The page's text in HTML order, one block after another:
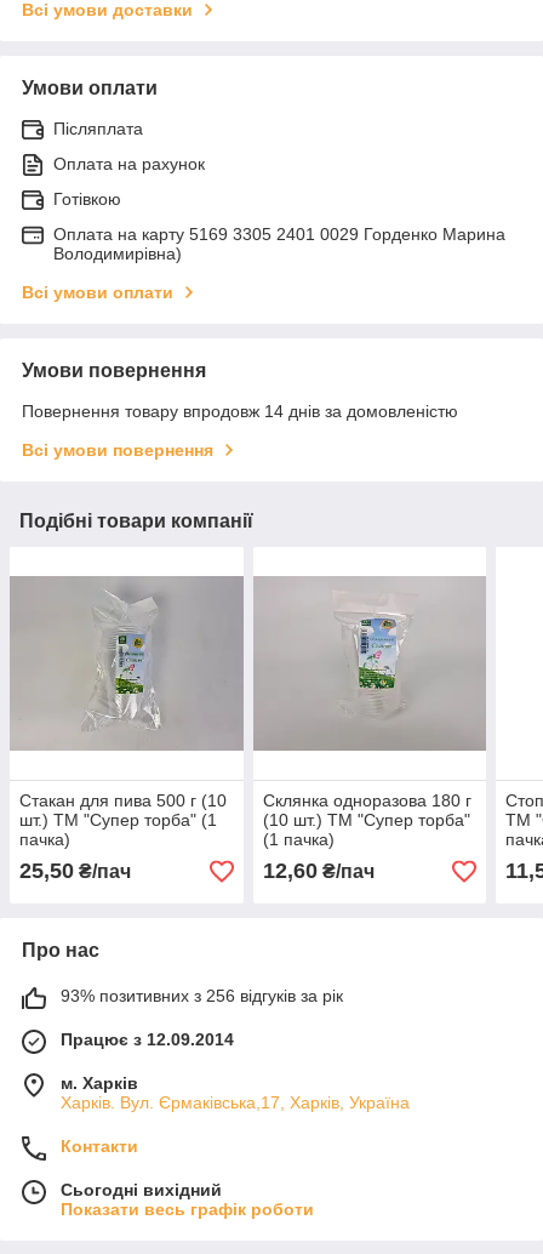
Всі умови доставки
Умови оплати
Післяплата
Оплата на рахунок
Готівкою
Оплата на карту 5169 3305 2401 0029 Горденко Марина
Володимирівна)
Всі умови оплати
Умови повернення
Повернення товару впродовж 14 днів за домовленістю
Всі умови повернення
Подібні товари компанії
Стакан для пива 500 г (10
шт.) ТМ "Супер торба" (1
пачка)
25,50 ₴/пач
Склянка одноразова 180 г
(10 шт.) ТМ "Супер торба"
(1 пачка)
12,60₴/пач
ТМ
Про нас
93% позитивних з 256 відгуків за рік
Працює з 12.09.2014
м. Харків
Харків. Вул. Єрмаківська,17, Харків, Україна
Контакти
Сьогодні вихідний
Показати весь графік роботи